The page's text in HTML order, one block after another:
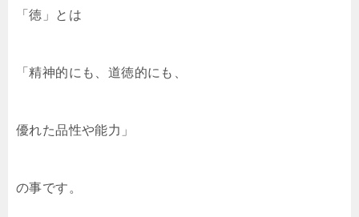
「徳」とは
「精神的にも、道徳的にも、
優れた品性や能力」
の事です。